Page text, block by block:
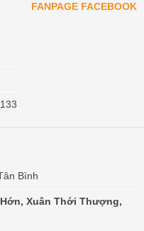
FANPAGE FACEBOOK
Bình
Xuân Thới Thượng,